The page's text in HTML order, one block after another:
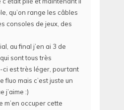
qu’on range les câbles
consoles de jeux, des
au final j’en ai 3 de
sont tous très
ci est très léger, pourtant
fluo mais c’est juste un
j’aime :)
m’en occuper cette